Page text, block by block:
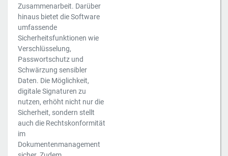
Zusammenarbeit. Darüber
hinaus bietet die Software
umfassende
Sicherheitsfunktionen wie
Verschlüsselung,
Passwortschutz und
Schwärzung sensibler
Daten. Die Möglichkeit,
digitale Signaturen zu
nutzen, erhöht nicht nur die
Sicherheit, sondern stellt
auch die Rechtskonformität
im
Dokumentenmanagement